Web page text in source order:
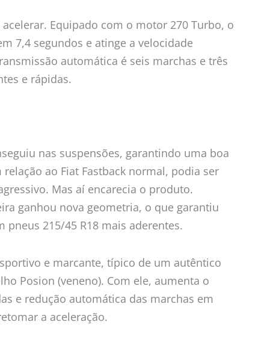
Equipado com o motor 270 Turbo, o
7,4 segundos e atinge a velocidade
automática é seis marchas e três
e rápidas.
nas suspensões, garantindo uma boa
ao Fiat Fastback normal, podia ser
Mas aí encarecia o produto.
ganhou nova geometria, o que garantiu
215/45 R18 mais aderentes.
e marcante, típico de um autêntico
Posion (veneno). Com ele, aumenta o
e redução automática das marchas em
a aceleração.